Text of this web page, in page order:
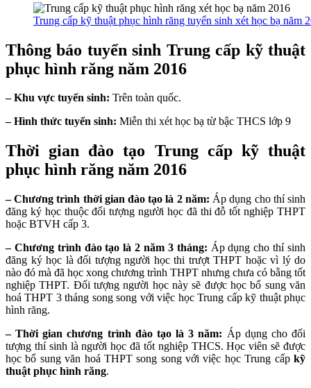
Trung cấp kỹ thuật phục hình răng tuyển sinh xét học bạ năm
Thông báo tuyển sinh Trung cấp kỹ thuật
phục hình răng năm 2016
– Khu vực tuyển sinh: Trên toàn quốc.
– Hình thức tuyển sinh: Miễn thi xét học bạ từ bậc THCS lớp 9
Thời gian đào tạo Trung cấp kỹ thuật
phục hình răng năm 2016
– Chương trình thời gian đào tạo là 2 năm: Áp dụng cho thí sinh
đăng ký học thuộc đối tượng người học đã thi đỗ tốt nghiệp THPT
hoặc BTVH cấp 3.
– Chương trình đào tạo là 2 năm 3 tháng: Áp dụng cho thí sinh
đăng ký học là đối tượng người học thi trượt THPT hoặc vì lý do
nào đó mà đã học xong chương trình THPT nhưng chưa có bằng tốt
nghiệp THPT. Đối tượng người học này sẽ được học bổ sung văn
hoá THPT 3 tháng song song với việc học Trung cấp kỹ thuật phục
hình răng.
– Thời gian chương trình đào tạo là 3 năm: Áp dụng cho đối
tượng thí sinh là người học đã tốt nghiệp THCS. Học viên sẽ được
học bổ sung văn hoá THPT song song với việc học Trung cấp kỹ
thuật phục hình răng.